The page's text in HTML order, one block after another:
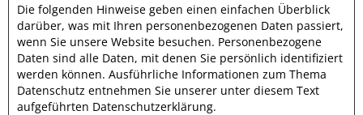
Die folgenden Hinweise geben einen einfachen Überblick
darüber, was mit Ihren personenbezogenen Daten passiert,
wenn Sie unsere Website besuchen. Personenbezogene
Daten sind alle Daten, mit denen Sie persönlich identifiziert
werden können. Ausführliche Informationen zum Thema
Datenschutz entnehmen Sie unserer unter diesem Text
aufgeführten Datenschutzerklärung.